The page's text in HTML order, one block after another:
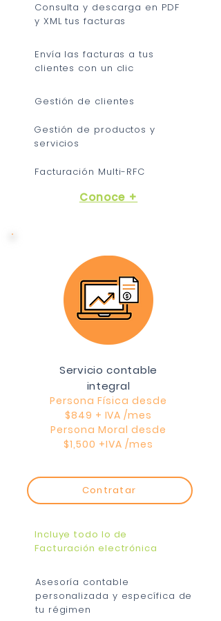
Consulta y descarga en PDF
y XML tus facturas
Envía las facturas a tus
clientes con un clic
Gestión de clientes
Gestión de productos y
servicios
Facturación Multi-RFC
Conoce +
Servicio contable
integral
Persona Física desde
$849 + IVA /mes
Persona Moral desde
$1,500 +IVA /mes
Contratar
Incluye todo lo de
Facturación electrónica
Asesoría contable
personalizada y específica de
tu régimen